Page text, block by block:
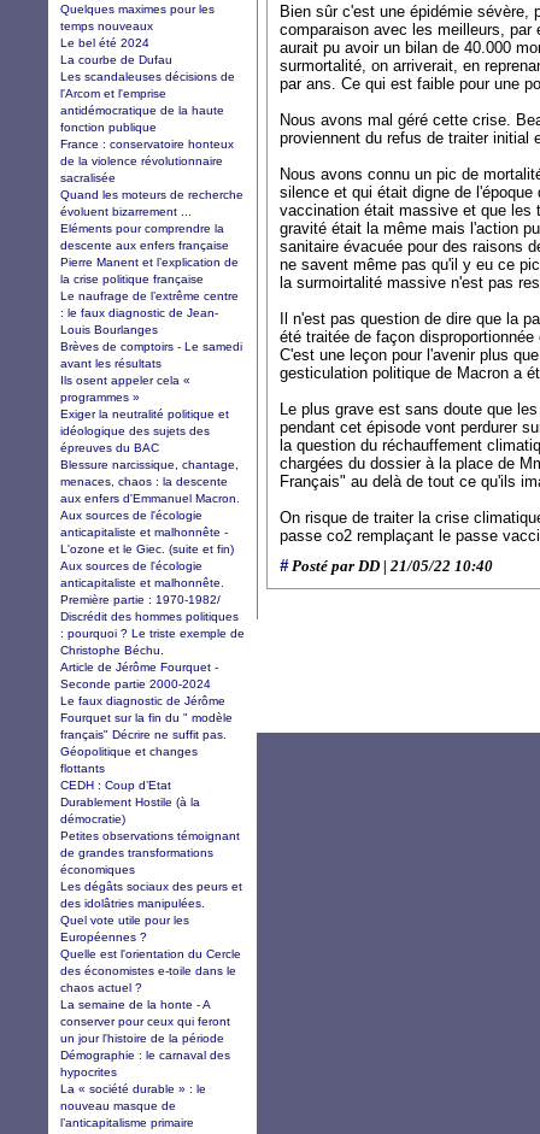
Bien sûr c'est une épidémie sévère,
comparaison avec les meilleurs, par
aurait pu avoir un bilan de 40.000
surmortalité, on arriverait, en
par ans. Ce qui est faible pour une
Nous avons mal géré cette crise.
proviennent du refus de traiter initial
Nous avons connu un pic de
silence et qui était digne de
vaccination était massive et que les
gravité était la même mais l'action
sanitaire évacuée pour des raisons
ne savent même pas qu'il y eu ce
la surmoirtalité massive n'est pas
Il n'est pas question de dire que la
été traitée de façon
C'est une leçon pour l'avenir plus
gesticulation politique de Macron a
Le plus grave est sans doute que
pendant cet épisode vont perdurer
la question du réchauffement
chargées du dossier à la place de
Français" au delà de tout ce qu'ils
On risque de traiter la crise
passe co2 remplaçant le passe
#Posté par DD | 21/05/22 10:40
Quelques maximes pour les
temps nouveaux
Le bel été 2024
La courbe de Dufau
Les scandaleuses décisions de
l'Arcom et l'emprise
antidémocratique de la haute
fonction publique
France : conservatoire honteux
de la violence révolutionnaire
sacralisée
Quand les moteurs de recherche
évoluent bizarrement ...
Eléments pour comprendre la
descente aux enfers française
Pierre Manent et l’explication de
la crise politique française
Le naufrage de l’extrême centre
: le faux diagnostic de Jean-
Louis Bourlanges
Brèves de comptoirs - Le samedi
avant les résultats
Ils osent appeler cela «
programmes »
Exiger la neutralité politique et
idéologique des sujets des
épreuves du BAC
Blessure narcissique, chantage,
menaces, chaos : la descente
aux enfers d'Emmanuel Macron.
Aux sources de l'écologie
anticapitaliste et malhonnête -
L'ozone et le Giec. (suite et fin)
Aux sources de l'écologie
anticapitaliste et malhonnête.
Première partie : 1970-1982/
Discrédit des hommes politiques
: pourquoi ? Le triste exemple de
Christophe Béchu.
Article de Jérôme Fourquet -
Seconde partie 2000-2024
Le faux diagnostic de Jérôme
Fourquet sur la fin du " modèle
français" Décrire ne suffit pas.
Géopolitique et changes
flottants
CEDH : Coup d’Etat
Durablement Hostile (à la
démocratie)
Petites observations témoignant
de grandes transformations
économiques
Les dégâts sociaux des peurs et
des idolâtries manipulées.
Quel vote utile pour les
Européennes ?
Quelle est l'orientation du Cercle
des économistes e-toile dans le
chaos actuel ?
La semaine de la honte - A
conserver pour ceux qui feront
un jour l'histoire de la période
Démographie : le carnaval des
hypocrites
La « société durable » : le
nouveau masque de
l’anticapitalisme primaire